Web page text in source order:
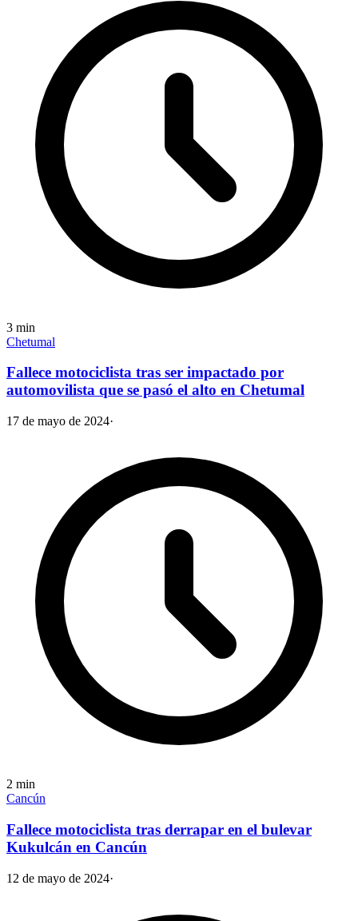
3 min
Chetumal
Fallece motociclista tras ser impactado por
automovilista que se pasó el alto en Chetumal
17 de mayo de 2024·
2 min
Cancún
Fallece motociclista tras derrapar en el bulevar
Kukulcán en Cancún
12 de mayo de 2024·